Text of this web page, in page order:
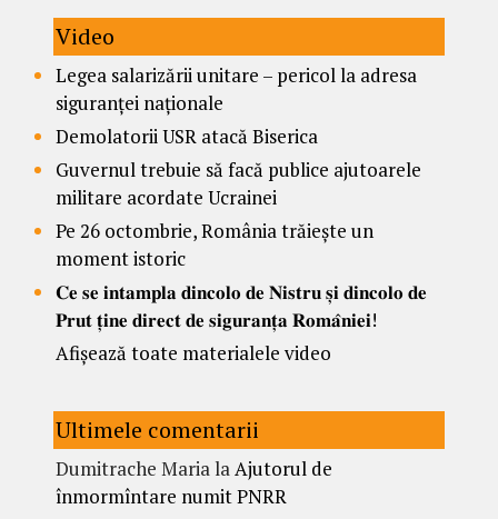
Video
Legea salarizării unitare – pericol la adresa
siguranței naționale
Demolatorii USR atacă Biserica
Guvernul trebuie să facă publice ajutoarele
militare acordate Ucrainei
Pe 26 octombrie, România trăiește un
moment istoric
𝐂𝐞 𝐬𝐞 𝐢𝐧𝐭𝐚𝐦𝐩𝐥𝐚 𝐝𝐢𝐧𝐜𝐨𝐥𝐨 𝐝𝐞 𝐍𝐢𝐬𝐭𝐫𝐮 𝐬̦𝐢 𝐝𝐢𝐧𝐜𝐨𝐥𝐨 𝐝𝐞
𝐏𝐫𝐮𝐭 𝐭̦𝐢𝐧𝐞 𝐝𝐢𝐫𝐞𝐜𝐭 𝐝𝐞 𝐬𝐢𝐠𝐮𝐫𝐚𝐧𝐭̦𝐚 𝐑𝐨𝐦𝐚̂𝐧𝐢𝐞𝐢!
Afișează toate materialele video
Ultimele comentarii
Dumitrache MarialaAjutorul de
înmormîntare numit PNRR